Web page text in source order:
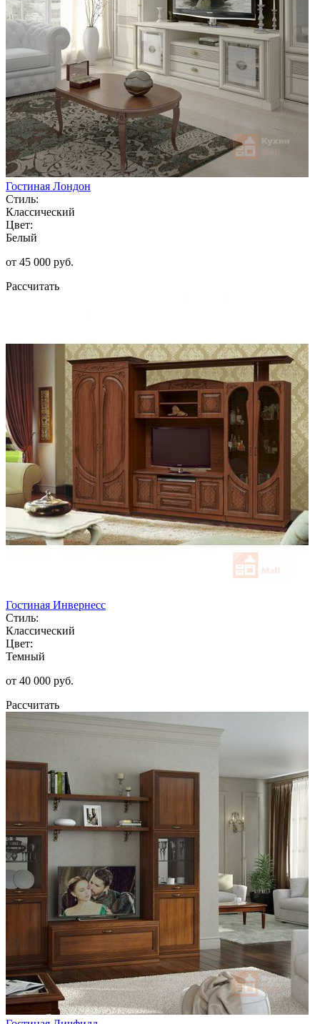
Гостиная Лондон
Стиль:
Классический
Цвет:
Белый
от 45 000 руб.
Рассчитать
Гостиная Инвернесс
Стиль:
Классический
Цвет:
Темный
от 40 000 руб.
Рассчитать